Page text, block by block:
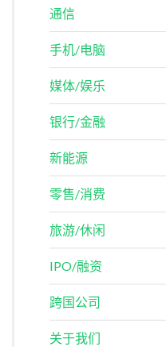
通信
手机/电脑
媒体/娱乐
银行/金融
新能源
零售/消费
旅游/休闲
IPO/融资
跨国公司
关于我们